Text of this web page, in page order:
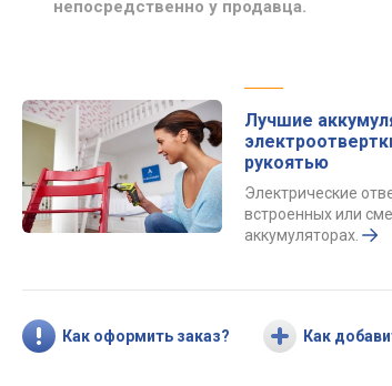
непосредственно у продавца.
Лучшие
рукоятью
Электрические
встроенных или
аккумуляторах.
Как оформить заказ? Как